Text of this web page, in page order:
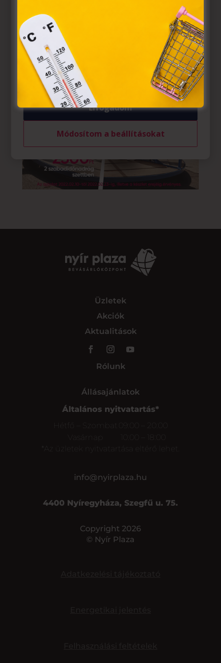
Üzletek
Akciók
Aktualitások
Rólunk
Állásajánlatok
Általános nyitvatartás*
Hétfő – Szombat
09:00 – 20:00
Vasárnap
*Az üzletek nyitvatartása eltérő lehet.
info@nyirplaza.hu
4400 Nyíregyháza, Szegfű u. 75.
Copyright 2026
© Nyír Plaza
törvény, az elektronikus kereskedelmi szolgáltatások, az
információs társadalommal összefüggő szolgáltatások
egyes kérdéseiről szóló 2001. évi CVIII. törvény, valamint
az Európai Unió előírásainak megfelelően használjuk.
Azon weblapoknak, melyek az Európai Unió országain
belül működnek, a „sütik" használatához, és ezeknek a
felhasználó számítógépén vagy egyéb eszközén történő
tárolásához a felhasználók hozzájárulását kell kérniük.
Elfogadom
Módosítom a beállításokat